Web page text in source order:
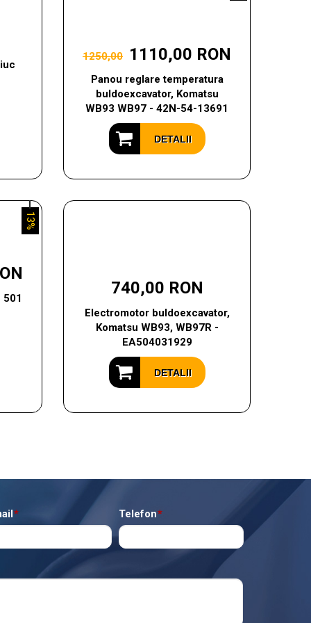
1250,00 1110,00 RON
Panou reglare temperatura
buldoexcavator, Komatsu
WB93 WB97 - 42N-54-13691
DETALII
501
13%
740,00 RON
Electromotor buldoexcavator,
Komatsu WB93, WB97R -
EA504031929
DETALII
* *
Telefon